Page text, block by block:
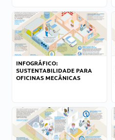
INFOGRÁFICO:
SUSTENTABILIDADE PARA
OFICINAS MECÂNICAS